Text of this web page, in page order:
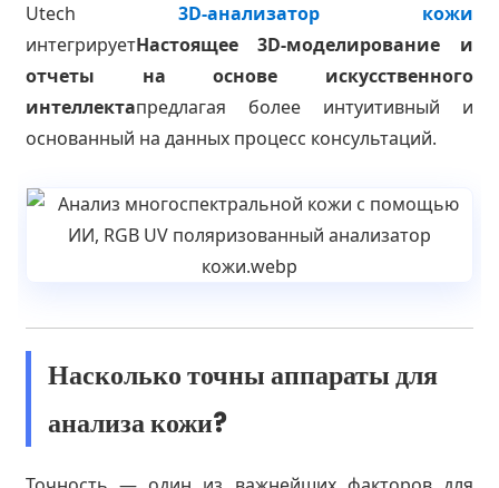
Utech 3D-анализатор кожи
интегрируетНастоящее 3D-моделирование и
отчеты на основе искусственного
интеллектапредлагая более интуитивный и
основанный на данных процесс консультаций.
Насколько точны аппараты для
анализа кожи?